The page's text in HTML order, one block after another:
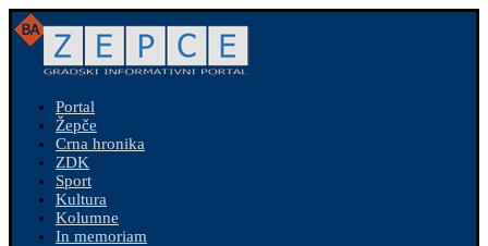
Portal
Žepče
Crna hronika
ZDK
Sport
Kultura
Kolumne
In memoriam